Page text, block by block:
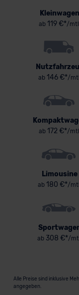
Kleinwagen
ab 119 €*/
ab146 €*/
ab172 €*/
Limousine
ab 180 €*/
ab 308 €*/
Alle Preise sind inklusive
angegeben.